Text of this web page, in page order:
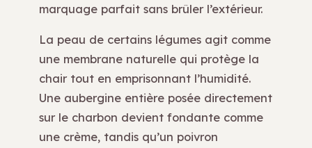
marquage parfait sans brûler l’extérieur.
La peau de certains légumes agit comme
une membrane naturelle qui protège la
chair tout en emprisonnant l’humidité.
Une aubergine entière posée directement
sur le charbon devient fondante comme
une crème, tandis qu’un poivron